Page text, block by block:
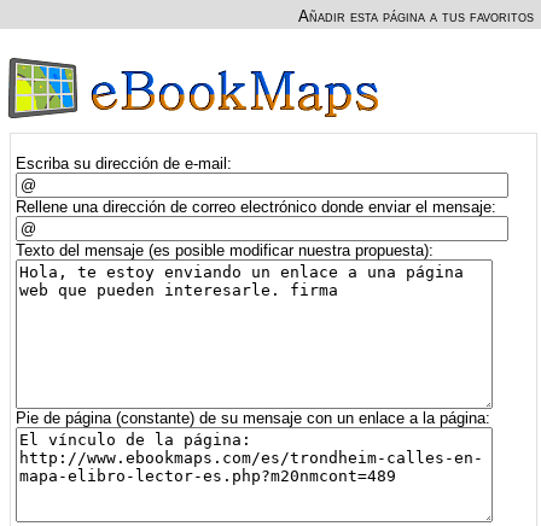
Añadir esta página a tus favoritos
Escriba su dirección de e-mail:
Rellene una dirección de correo electrónico donde enviar el mensaje:
Texto del mensaje (es posible modificar nuestra propuesta):
Pie de página (constante) de su mensaje con un enlace a la página: